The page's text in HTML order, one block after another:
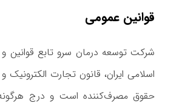
قوانین عمومی
شرکت توسعه درمان سرو تابع قوانین‌
اسلامی ایران، قانون تجارت الکترونیک
حقوق مصرف‌کننده است و درج